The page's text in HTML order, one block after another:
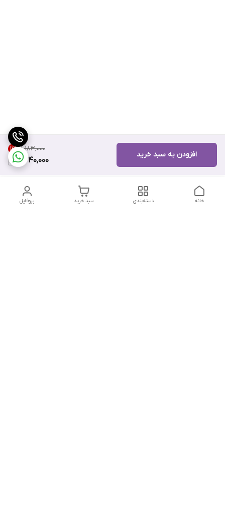
۸٬۱۸۳٬۰۰۰ 11%
7,240,000
افزودن به سبد خرید
پروفایل سبد خرید دسته‌بندی خانه